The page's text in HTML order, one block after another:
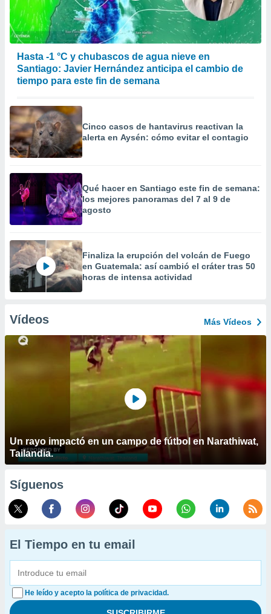
Hasta -1 °C y chubascos de agua nieve en
Santiago: Javier Hernández anticipa el cambio de
tiempo para este fin de semana
Cinco casos de hantavirus reactivan la
alerta en Aysén: cómo evitar el contagio
Qué hacer en Santiago este fin de semana:
los mejores panoramas del 7 al 9 de
agosto
Finaliza la erupción del volcán de Fuego
en Guatemala: así cambió el cráter tras 50
horas de intensa actividad
Vídeos Más Vídeos
Un rayo impactó en un campo de fútbol en Narathiwat,
Tailandia.
Síguenos
El Tiempo en tu email
He leído y acepto la política de privacidad.